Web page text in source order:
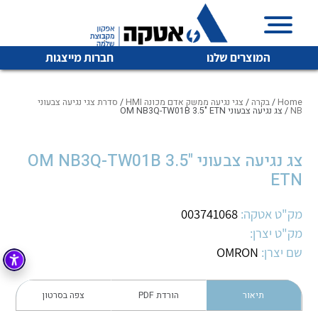
המוצרים שלנו חברות מייצגות
איכות | שרות | זמינות
אטקה בע”מ היא החברה הגדולה והמובילה בישראל בשיווק
מיתוג, בקרה , ואינסטלציה חשמלית ופעילה ב7 תחומים:
חשמל
זיווד קופסאות וארונות לחשמל, בקרה ואלקטרוניקה
לכל מוצרי היצרן לכל מוצרי היצרן
לכל מוצרי היצרן לכל מוצרי היצרן
Home
/בקרה / צגי נגיעה ממשק אדם מכונה HMI / סדרת צגי נגיעה צבעוני
NB / צג נגיעה צבעוני OM NB3Q-TW01B 3.5" ETN
צג נגיעה צבעוני OM NB3Q-TW01B 3.5"
ETN
מק"ט אטקה: 003741068
מק"ט יצרן:
שם יצרן: OMRON
תיאור הורדת PDF צפה בסרטון